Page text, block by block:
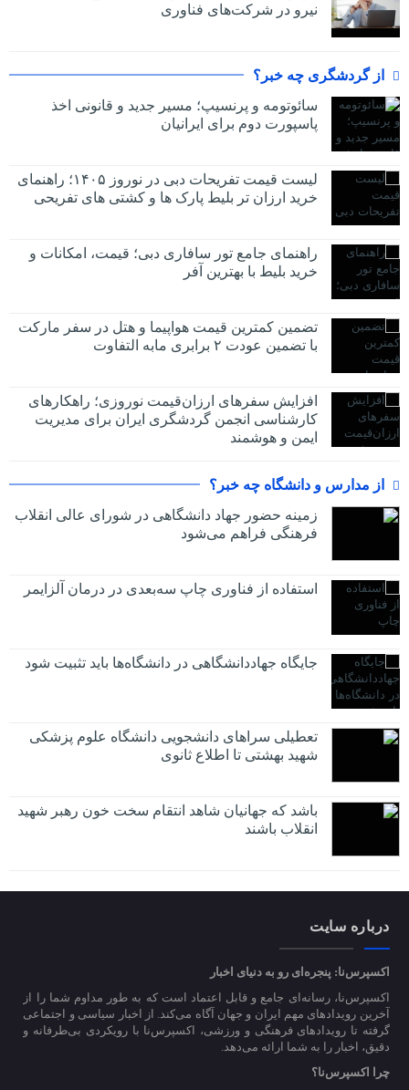
نیرو در شرکت‌های فناوری
از گردشگری چه خبر؟
سائوتومه و پرنسیپ؛ مسیر جدید و قانونی اخذ
پاسپورت دوم برای ایرانیان
لیست قیمت تفریحات دبی در نوروز ۱۴۰۵؛ راهنمای
خرید ارزان تر بلیط پارک ها و کشتی های تفریحی
راهنمای جامع تور سافاری دبی؛ قیمت، امکانات و
خرید بلیط با بهترین آفر
تضمین کمترین قیمت هواپیما و هتل در سفر مارکت
با تضمین عودت ۲ برابری مابه التفاوت
افزایش سفرهای ارزان‌قیمت نوروزی؛ راهکارهای
کارشناسی انجمن گردشگری ایران برای مدیریت
ایمن و هوشمند
از مدارس و دانشگاه چه خبر؟
زمینه حضور جهاد دانشگاهی در شورای عالی انقلاب
فرهنگی فراهم می‌شود
استفاده از فناوری چاپ سه‌بعدی در درمان آلزایمر
جایگاه جهاددانشگاهی در دانشگاه‌ها باید تثبیت شود
تعطیلی سراهای دانشجویی دانشگاه علوم پزشکی
شهید بهشتی تا اطلاع ثانوی
باشد که جهانیان شاهد انتقام سخت خون رهبر شهید
انقلاب باشند
درباره سایت
اکسپرس‌نا: پنجره‌ای رو به دنیای اخبار
اکسپرس‌نا، رسانه‌ای جامع و قابل اعتماد است که به طور مداوم شما را از
آخرین رویدادهای مهم ایران و جهان آگاه می‌کند. از اخبار سیاسی و اجتماعی
گرفته تا رویدادهای فرهنگی و ورزشی، اکسپرس‌نا با رویکردی بی‌طرفانه و
دقیق، اخبار را به شما ارائه می‌دهد.
چرا اکسپرس‌نا؟